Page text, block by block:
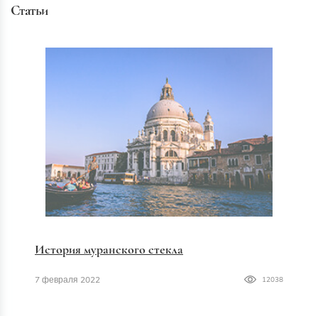
Статьи
История муранского стекла
7 февраля 2022 12038